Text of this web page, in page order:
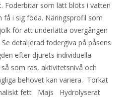
Foderbitar som lätt blöts i vatten
få i sig föda. Näringsprofil som
för att underlätta övergången
detaljerad fodergiva på påsens
efter djurets individuella
som ras, aktivitetsnivå och
behovet kan variera. Torkat
fett Majs Hydrolyserat